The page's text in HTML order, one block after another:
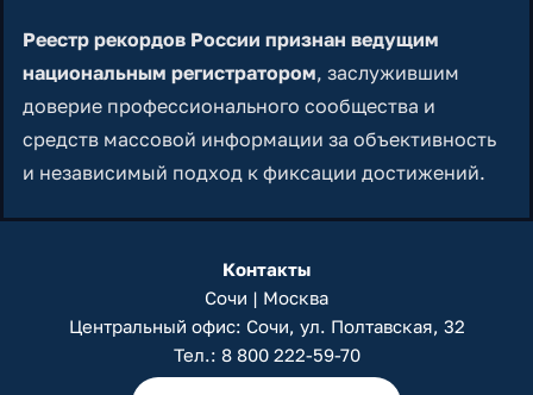
Реестр рекордов России признан ведущим
национальным регистратором, заслужившим
доверие профессионального сообщества и
средств массовой информации за объективность
и независимый подход к фиксации достижений.
Контакты
Сочи | Москва
Центральный офис: Сочи, ул. Полтавская, 32
Тел.: 8 800 222-59-70